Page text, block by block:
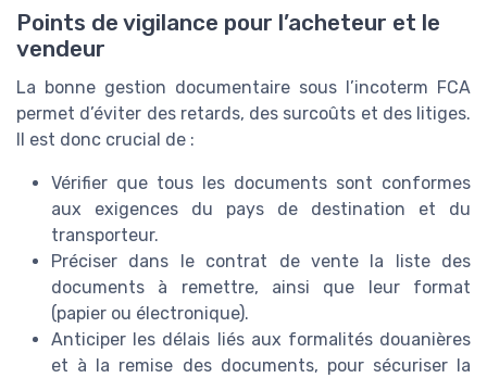
Points de vigilance pour l’acheteur et le
vendeur
La bonne gestion documentaire sous l’incoterm FCA
permet d’éviter des retards, des surcoûts et des litiges.
Il est donc crucial de :
Vérifier que tous les documents sont conformes
aux exigences du pays de destination et du
transporteur.
Préciser dans le contrat de vente la liste des
documents à remettre, ainsi que leur format
(papier ou électronique).
Anticiper les délais liés aux formalités douanières
et à la remise des documents, pour sécuriser la